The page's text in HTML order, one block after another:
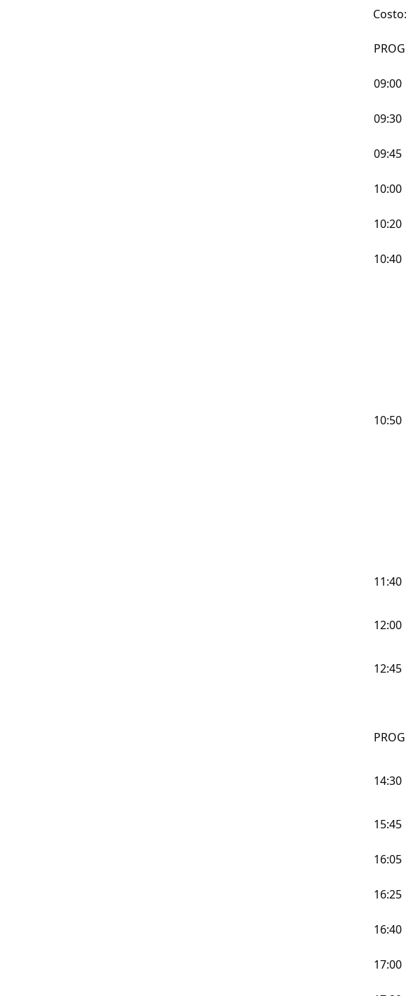
09:00
09:30
09:45
10:00
10:20
10:40
10:50
11:40
12:00
12:45
14:30
15:45
16:05
16:25
16:40
17:00